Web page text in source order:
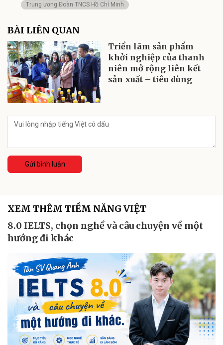
Trung ương Đoàn TNCS Hồ Chí Minh
BÀI LIÊN QUAN
Triển lãm sản phẩm
khởi nghiệp của thanh
niên mở rộng liên kết
sản xuất – tiêu dùng
Gửi bình luận
XEM THÊM TIỀM NĂNG VIỆT
8.0 IELTS, chọn nghề và câu chuyện về một
hướng đi khác